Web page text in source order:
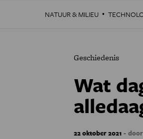
NATUUR & MILIEU ·
Geschiedenis
Wat
22 oktober 2021 -